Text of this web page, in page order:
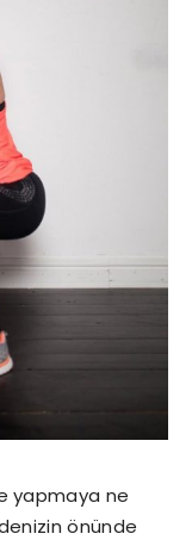
yapmaya ne
önünde